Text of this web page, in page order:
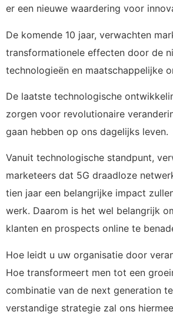
er een nieuwe waardering voor
De komende 10 jaar, verwachten
transformationele effecten door de
technologieën en maatschappelijke
De laatste technologische
zorgen voor revolutionaire
gaan hebben op ons dagelijks leven.
Vanuit technologische standpunt,
marketeers dat 5G draadloze
tien jaar een belangrijke impact
werk. Daarom is het wel belangrijk
klanten en prospects online te
Hoe leidt u uw organisatie door
Hoe transformeert men tot een
combinatie van de next generation
verstandige strategie zal ons